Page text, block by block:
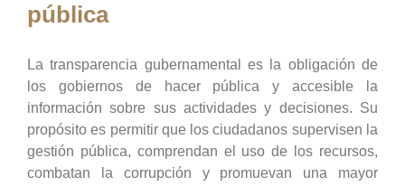
pública
La transparencia gubernamental es la obligación de
los gobiernos de hacer pública y accesible la
información sobre sus actividades y decisiones. Su
propósito es permitir que los ciudadanos supervisen la
gestión pública, comprendan el uso de los recursos,
combatan la corrupción y promuevan una mayor